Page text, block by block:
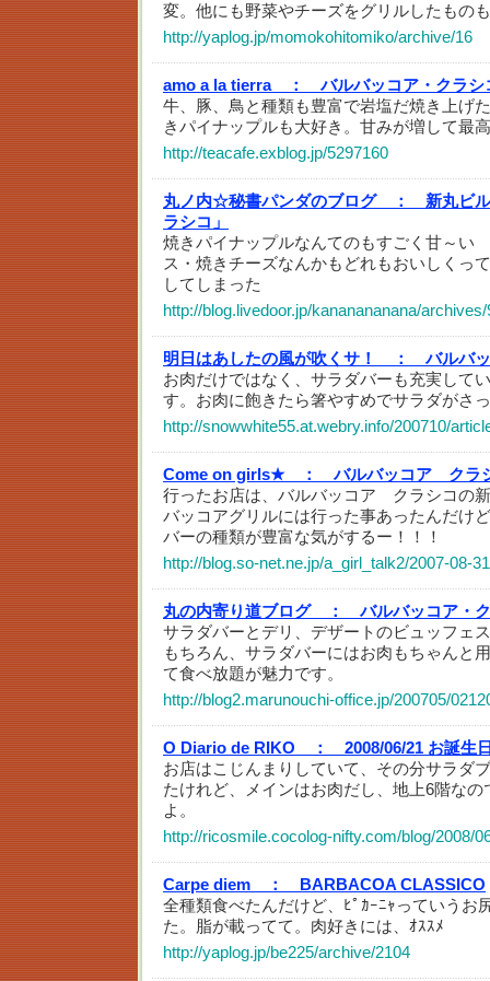
変。他にも野菜やチーズをグリルしたもの
http://yaplog.jp/momokohitomiko/archive/16
amo a la tierra ：
バルバッコア・クラ
牛、豚、鳥と種類も豊富で岩塩だ焼き上げ
きパイナップルも大好き。甘みが増して最
http://teacafe.exblog.jp/5297160
丸ノ内☆秘書パンダのブログ ：
新丸ビ
ラシコ」
焼きパイナップルなんてのもすごく甘～い
ス・焼きチーズなんかもどれもおいしくっ
してしまった
http://blog.livedoor.jp/kananananana/
明日はあしたの風が吹くサ！ ：
バルバ
お肉だけではなく、サラダバーも充実して
す。お肉に飽きたら箸やすめでサラダがさ
http://snowwhite55.at.webry.info/200710/
Come on girls★ ：
バルバッコア クラ
行ったお店は、バルバッコア クラシコの
バッコアグリルには行った事あったんだけ
バーの種類が豊富な気がするー！！！
http://blog.so-net.ne.jp/a_girl_talk2/2007-08-31
丸の内寄り道ブログ ：
バルバッコア・
サラダバーとデリ、デザートのビュッフェ
もちろん、サラダバーにはお肉もちゃんと
て食べ放題が魅力です。
http://blog2.marunouchi-office.jp/200705/
O Diario de RIKO ：
2008/06/21 お誕生
お店はこじんまりしていて、その分サラダ
たけれど、メインはお肉だし、地上6階な
よ。
http://ricosmile.cocolog-nifty.com/blog/2008/
Carpe diem ：
BARBACOA CLASSICO
全種類食べたんだけど、ﾋﾟｶｰﾆｬっていうお
た。脂が載ってて。肉好きには、ｵｽｽﾒ
http://yaplog.jp/be225/archive/2104